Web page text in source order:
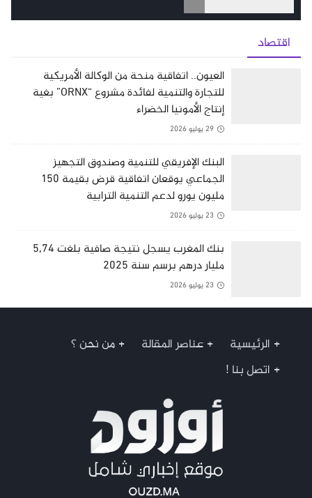
اقتصاد
العيون.. اتفاقية منحة من الوكالة الأمريكية
للتجارة والتنمية لفائدة مشروع “ORNX” بغية
إنتاج الأمونيا الخضراء
29 يوليو 2026
البنك الإفريقي للتنمية وصندوق التجهيز
الجماعي يوقعان اتفاقية قرض بقيمة 150
مليون يورو لدعم التنمية الترابية
23 يوليو 2026
بنك المغرب يسجل نتيجة صافية بلغت 5,74
مليار درهم برسم سنة 2025
23 يوليو 2026
الرئيسية عناصر المقالة
من نحن ؟
اتصل بنا !